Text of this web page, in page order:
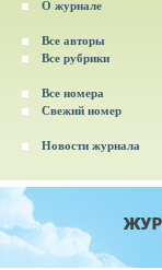
О журнале
Все авторы
Все рубрики
Все номера
Свежий номер
Новости журнала